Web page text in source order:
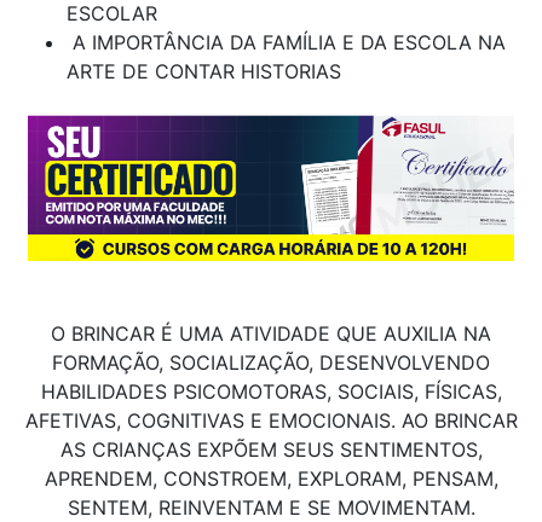
ESCOLAR
A IMPORTÂNCIA DA FAMÍLIA E DA ESCOLA NA
ARTE DE CONTAR HISTORIAS
O BRINCAR É UMA ATIVIDADE QUE AUXILIA NA
FORMAÇÃO, SOCIALIZAÇÃO, DESENVOLVENDO
HABILIDADES PSICOMOTORAS, SOCIAIS, FÍSICAS,
AFETIVAS, COGNITIVAS E EMOCIONAIS. AO BRINCAR
AS CRIANÇAS EXPÕEM SEUS SENTIMENTOS,
APRENDEM, CONSTROEM, EXPLORAM, PENSAM,
SENTEM, REINVENTAM E SE MOVIMENTAM.